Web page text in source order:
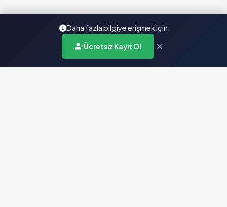
Daha fazla bilgiye erişmek için
Ücretsiz Kayıt Ol ×